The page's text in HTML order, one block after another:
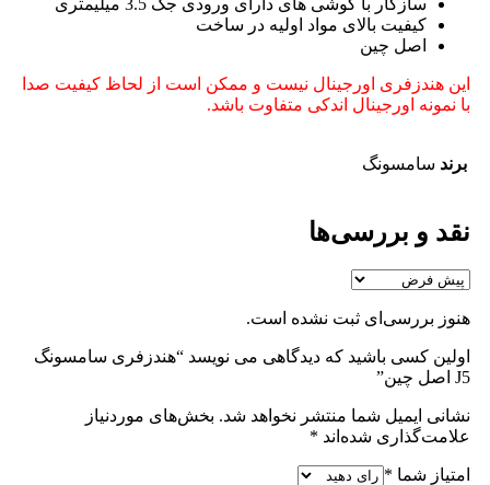
کیفیت بالای مواد اولیه در ساخت
اصل چین
این هندزفری اورجینال نیست و ممکن است از لحاظ کیفیت صدا
با نمونه اورجینال اندکی متفاوت باشد.
برند سامسونگ
نقد و بررسی‌ها
هنوز بررسی‌ای ثبت نشده است.
اولین کسی باشید که دیدگاهی می نویسد “هندزفری سامسونگ
J5 اصل چین”
نشانی ایمیل شما منتشر نخواهد شد. بخش‌های موردنیاز
علامت‌گذاری شده‌اند *
امتیاز شما *